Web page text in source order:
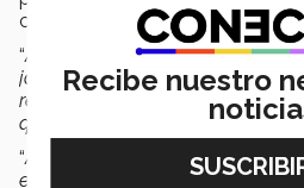
ciudadana.
“Algo muy importante que siento
jóvenes no entendemos, es que
realmente no se van a
queremos
”, opinó Ximena.
“Al es como nos
estamos haciendo valer nuestras
Recibe nuestro